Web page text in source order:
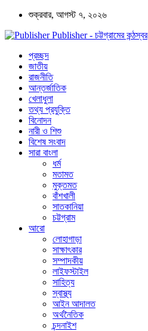
শুক্রবার, আগস্ট ৭, ২০২৬
Publisher - চট্টগ্রামের কন্ঠস্বর
প্রচ্ছদ
জাতীয়
রাজনীতি
আন্তর্জাতিক
খেলাধুলা
তথ্য প্রযুক্তি
বিনোদন
নারী ও শিশু
বিশেষ সংবাদ
সারা বাংলা
ধর্ম
মতামত
মুক্তমত
বাঁশখালী
সাতকানিয়া
চট্টগ্রাম
আরো
লোহাগাড়া
সাক্ষাৎকার
সম্পাদকীয়
লাইফস্টাইল
সাহিত্য
স্বাস্থ্য
আইন আদালত
অর্থনৈতিক
চন্দনাইশ